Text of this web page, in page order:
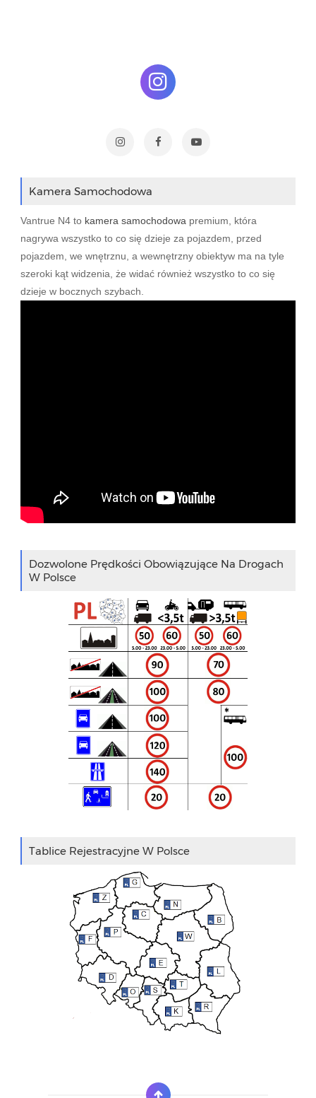
Kamera Samochodowa
Vantrue N4 to kamera samochodowa premium, która
nagrywa wszystko to co się dzieje za pojazdem, przed
pojazdem, we wnętrznu, a wewnętrzny obiektyw ma na tyle
szeroki kąt widzenia, że widać również wszystko to co się
dzieje w bocznych szybach.
Dozwolone Prędkości Obowiązujące Na Drogach
W Polsce
Tablice Rejestracyjne W Polsce